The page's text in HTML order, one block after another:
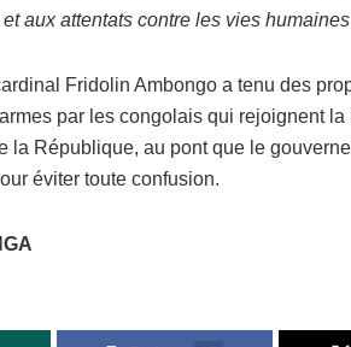
aux attentats contre les vies
Fridolin Ambongo a tenu des
par les congolais qui rejoignent
la République, au pont que le
éviter toute confusion.